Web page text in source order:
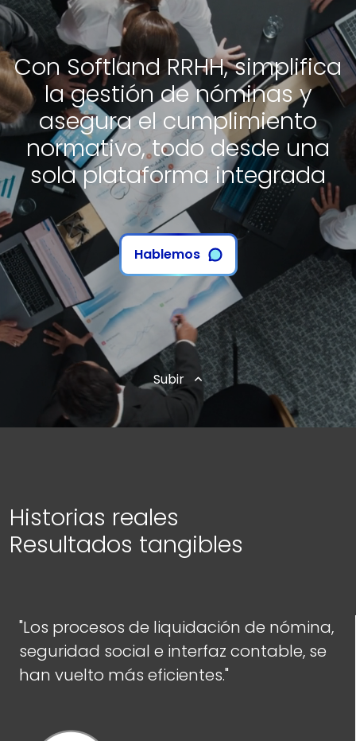
Con Softland RRHH, simplifica
la gestión de nóminas y
asegura el cumplimiento
normativo, todo desde una
sola plataforma integrada
Hablemos
Subir
Historias reales
Resultados tangibles
"Los procesos de liquidación de nómina,
seguridad social e interfaz contable, se
han vuelto más eficientes."